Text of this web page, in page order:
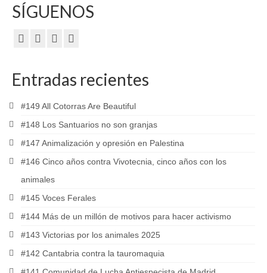
SÍGUENOS
Entradas recientes
#149 All Cotorras Are Beautiful
#148 Los Santuarios no son granjas
#147 Animalización y opresión en Palestina
#146 Cinco años contra Vivotecnia, cinco años con los
animales
#145 Voces Ferales
#144 Más de un millón de motivos para hacer activismo
#143 Victorias por los animales 2025
#142 Cantabria contra la tauromaquia